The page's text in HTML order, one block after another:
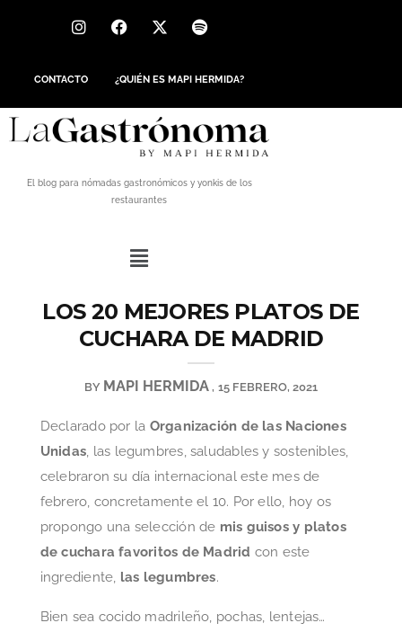
CONTACTO ¿QUIÉN ES MAPI HERMIDA?
El blog para nómadas gastronómicos y yonkis de los
restaurantes
LOS 20 MEJORES PLATOS DE
CUCHARA DE MADRID
BY MAPI HERMIDA 15 FEBRERO, 2021
Declarado por la Organización de las Naciones
Unidas, las legumbres, saludables y sostenibles,
celebraron su día internacional este mes de
febrero, concretamente el 10. Por ello, hoy os
propongo una selección de mis guisos y platos
de cuchara favoritos de Madrid con este
ingrediente, las legumbres.
Bien sea cocido madrileño, pochas, lentejas…